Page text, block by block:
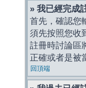
» 我已經完成
首先，確認您
須先按照您收
註冊時討論區
正確或者是被
回頂端